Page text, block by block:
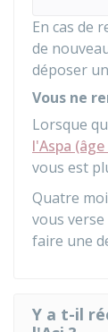
En cas de
de
déposer
Vous ne
Lorsque
l'Aspa
vous est
Quatre
vous
faire une
Y a t-il